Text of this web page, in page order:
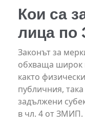
Кои са
лица
Законът за
обхваща широк
както
публичния,
задължени
в чл. 4 от ЗМИП.